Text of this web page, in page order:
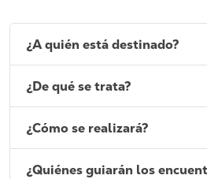
¿A quién está destinado?
¿De qué se trata?
¿Cómo se realizará?
¿Quiénes guiarán los